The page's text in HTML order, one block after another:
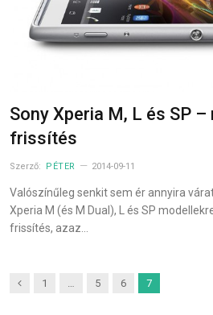
Sony Xperia M, L és SP
frissítés
Szerző: PÉTER 2014-09-11
Valószínűleg senkit sem ér annyira
Xperia M (és M Dual), L és SP
frissítés, azaz…
Previous
1 … 5 6 7